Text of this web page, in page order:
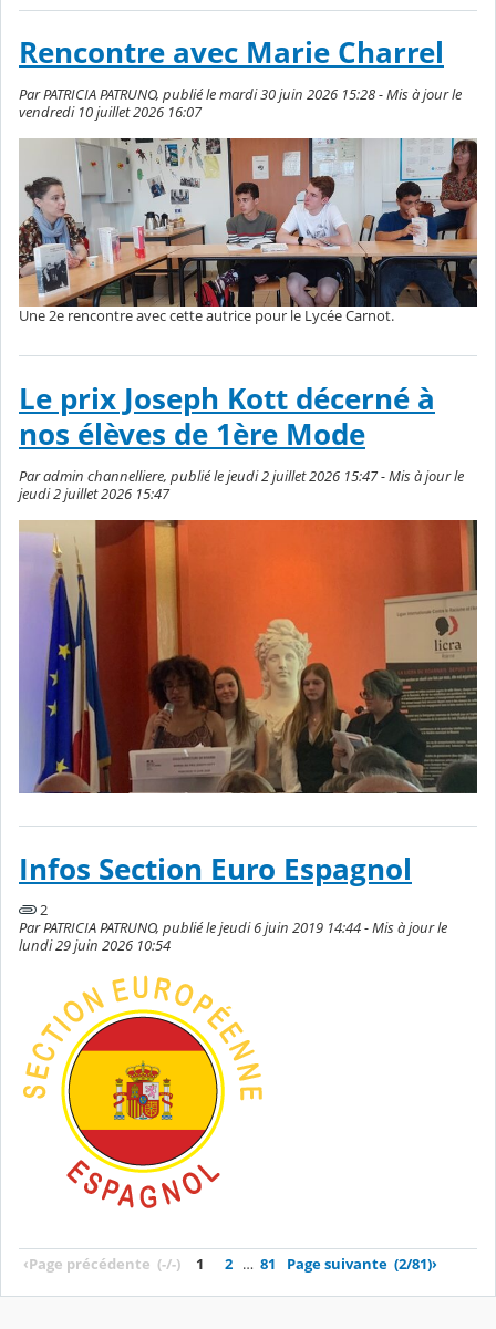
Rencontre avec Marie Charrel
Par PATRICIA PATRUNO, publié le mardi 30 juin 2026 15:28 - Mis à jour le
vendredi 10 juillet 2026 16:07
Une 2e rencontre avec cette autrice pour le Lycée Carnot.
Le prix Joseph Kott décerné à
nos élèves de 1ère Mode
Par admin channelliere, publié le jeudi 2 juillet 2026 15:47 - Mis à jour le
jeudi 2 juillet 2026 15:47
Infos Section Euro Espagnol
2
Par PATRICIA PATRUNO, publié le jeudi 6 juin 2019 14:44 - Mis à jour le
lundi 29 juin 2026 10:54
‹Page précédente (-/-) 1 2 … 81 Page suivante (2/81)›